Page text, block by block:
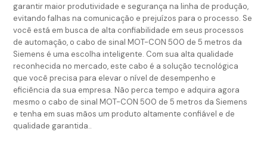
garantir maior produtividade e segurança na linha de produção,
evitando falhas na comunicação e prejuízos para o processo. Se
você está em busca de alta confiabilidade em seus processos
de automação, o cabo de sinal MOT-CON 500 de 5 metros da
Siemens é uma escolha inteligente. Com sua alta qualidade
reconhecida no mercado, este cabo é a solução tecnológica
que você precisa para elevar o nível de desempenho e
eficiência da sua empresa. Não perca tempo e adquira agora
mesmo o cabo de sinal MOT-CON 500 de 5 metros da Siemens
e tenha em suas mãos um produto altamente confiável e de
qualidade garantida..